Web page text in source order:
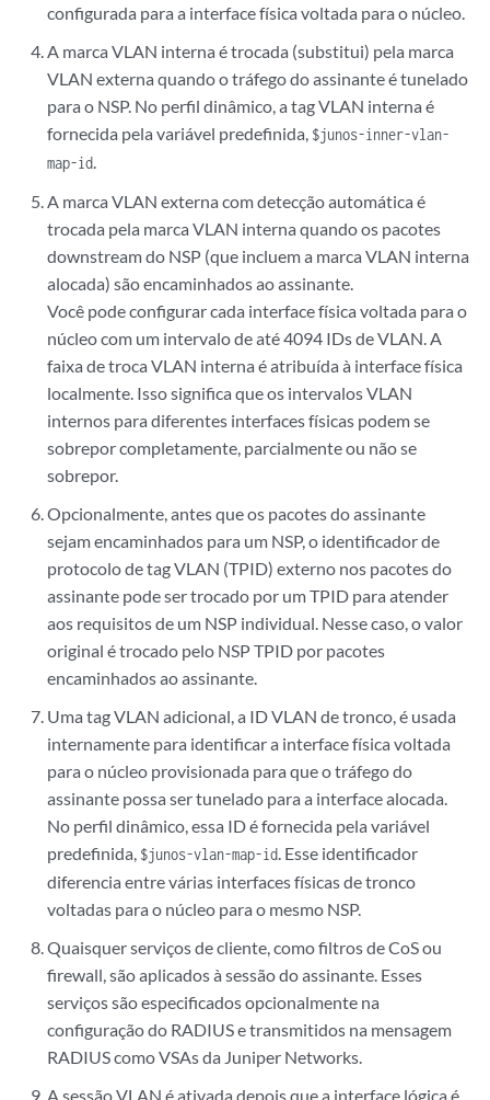
configurada para a interface física voltada para o núcleo.
A marca VLAN interna é trocada (substitui) pela marca
VLAN externa quando o tráfego do assinante é tunelado
para o NSP. No perfil dinâmico, a tag VLAN interna é
fornecida pela variável predefinida, $junos-inner-vlan-
map-id
A marca VLAN externa com detecção automática é
trocada pela marca VLAN interna quando os pacotes
downstream do NSP (que incluem a marca VLAN interna
alocada) são encaminhados ao assinante.
Você pode configurar cada interface física voltada para o
núcleo com um intervalo de até 4094 IDs de VLAN. A
faixa de troca VLAN interna é atribuída à interface física
localmente. Isso significa que os intervalos VLAN
internos para diferentes interfaces físicas podem se
sobrepor completamente, parcialmente ou não se
sobrepor.
Opcionalmente, antes que os pacotes do assinante
sejam encaminhados para um NSP, o identificador de
protocolo de tag VLAN (TPID) externo nos pacotes do
assinante pode ser trocado por um TPID para atender
aos requisitos de um NSP individual. Nesse caso, o valor
original é trocado pelo NSP TPID por pacotes
encaminhados ao assinante.
Uma tag VLAN adicional, a ID VLAN de tronco, é usada
internamente para identificar a interface física voltada
para o núcleo provisionada para que o tráfego do
assinante possa ser tunelado para a interface alocada.
No perfil dinâmico, essa ID é fornecida pela variável
predefinida, $junos-vlan-map-id . Esse identificador
diferencia entre várias interfaces físicas de tronco
voltadas para o núcleo para o mesmo NSP.
Quaisquer serviços de cliente, como filtros de CoS ou
firewall, são aplicados à sessão do assinante. Esses
serviços são especificados opcionalmente na
configuração do RADIUS e transmitidos na mensagem
RADIUS como VSAs da Juniper Networks.
A sessão VLAN é ativada depois que a interface lógica é